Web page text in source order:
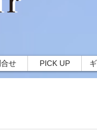
せ PICK UP